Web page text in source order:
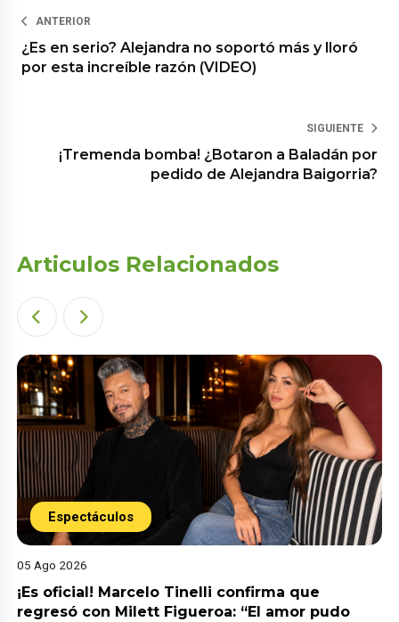
ANTERIOR
¿Es en serio? Alejandra no soportó más y lloró
por esta increíble razón (VIDEO)
SIGUIENTE
¡Tremenda bomba! ¿Botaron a Baladán por
pedido de Alejandra Baigorria?
Articulos Relacionados
Espectáculos
05 Ago 2026
¡Es oficial! Marcelo Tinelli confirma que
regresó con Milett Figueroa: “El amor pudo